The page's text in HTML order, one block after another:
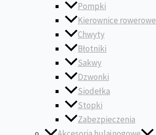
Pompki
Kierownice rowerowe
Chwyty
Błotniki
Sakwy
Dzwonki
Siodełka
Stopki
Zabezpieczenia